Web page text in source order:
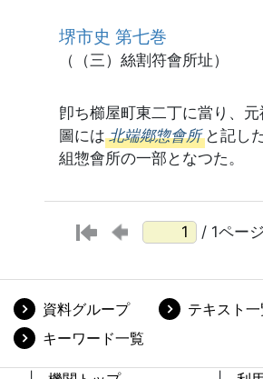
堺市史 第七巻
（（三）絲割符會所址）
卽ち櫛屋町東二丁に當り、
圖には 北端鄕惣會所 と記し
組惣會所の一部となつた。
/ 1ページ
資料グループ
テキスト一
キーワード一覧